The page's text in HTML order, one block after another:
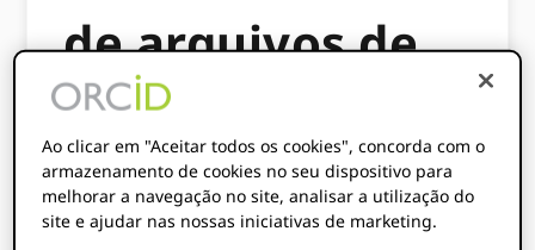
de arquivos de
dados públicos
ORCID(“ORCID”) Procura apoiar um amplo
acesso a ORCID Informações de registro
Ao clicar em "Aceitar todos os cookies", concorda com o
armazenamento de cookies no seu dispositivo para
melhorar a navegação no site, analisar a utilização do
site e ajudar nas nossas iniciativas de marketing.